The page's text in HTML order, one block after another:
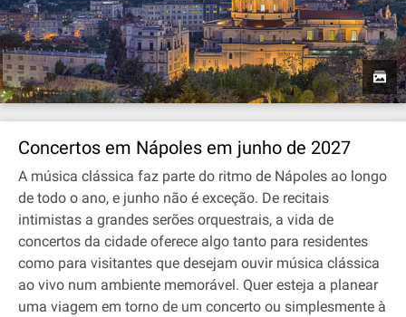
Concertos em Nápoles em junho de 2027
A música clássica faz parte do ritmo de Nápoles ao longo
de todo o ano, e junho não é exceção. De recitais
intimistas a grandes serões orquestrais, a vida de
concertos da cidade oferece algo tanto para residentes
como para visitantes que desejam ouvir música clássica
ao vivo num ambiente memorável. Quer esteja a planear
uma viagem em torno de um concerto ou simplesmente à